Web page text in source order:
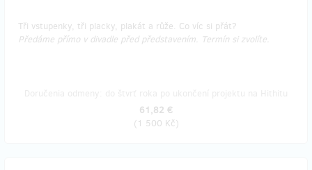
Tři vstupenky, tři placky, plakát a růže. Co víc si přát?
Předáme přímo v divadle před představením. Termín si zvolíte.
61,82 €
(1 500 Kč)